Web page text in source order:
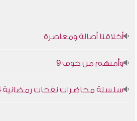
أخلاقنا أصالة ومعاصرة
وأمنهم من خوف 9
سلسلة محاضرات نفحات رمضانية 1444هـ